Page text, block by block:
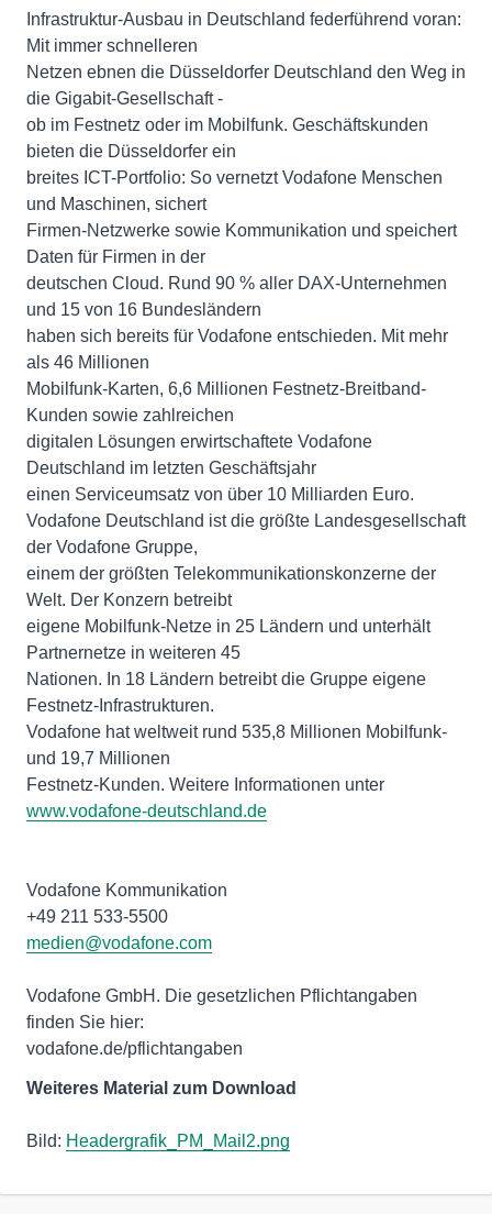
Infrastruktur-Ausbau in Deutschland federführend voran:
Mit immer schnelleren
Netzen ebnen die Düsseldorfer Deutschland den Weg in
die Gigabit-Gesellschaft -
ob im Festnetz oder im Mobilfunk. Geschäftskunden
bieten die Düsseldorfer ein
breites ICT-Portfolio: So vernetzt Vodafone Menschen
und Maschinen, sichert
Firmen-Netzwerke sowie Kommunikation und speichert
Daten für Firmen in der
deutschen Cloud. Rund 90 % aller DAX-Unternehmen
und 15 von 16 Bundesländern
haben sich bereits für Vodafone entschieden. Mit mehr
als 46 Millionen
Mobilfunk-Karten, 6,6 Millionen Festnetz-Breitband-
Kunden sowie zahlreichen
digitalen Lösungen erwirtschaftete Vodafone
Deutschland im letzten Geschäftsjahr
einen Serviceumsatz von über 10 Milliarden Euro.
Vodafone Deutschland ist die größte Landesgesellschaft
der Vodafone Gruppe,
einem der größten Telekommunikationskonzerne der
Welt. Der Konzern betreibt
eigene Mobilfunk-Netze in 25 Ländern und unterhält
Partnernetze in weiteren 45
Nationen. In 18 Ländern betreibt die Gruppe eigene
Festnetz-Infrastrukturen.
Vodafone hat weltweit rund 535,8 Millionen Mobilfunk-
und 19,7 Millionen
Festnetz-Kunden. Weitere Informationen unter
www.vodafone-deutschland.de
Vodafone Kommunikation
medien@vodafone.com
Vodafone GmbH. Die gesetzlichen Pflichtangaben
finden Sie hier:
vodafone.de/pflichtangaben
Weiteres Material zum Download
Bild: Headergrafik_PM_Mail2.png